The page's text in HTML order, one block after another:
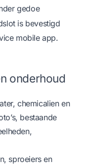
gedoe
is bevestigd
mobile app.
onderhoud
chemicalien en
bestaande
sproeiers en